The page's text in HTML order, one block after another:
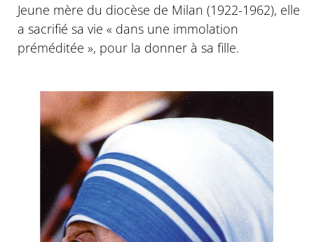
Jeune mère du diocèse de Milan (1922-1962), elle
a sacrifié sa vie « dans une immolation
préméditée », pour la donner à sa fille.